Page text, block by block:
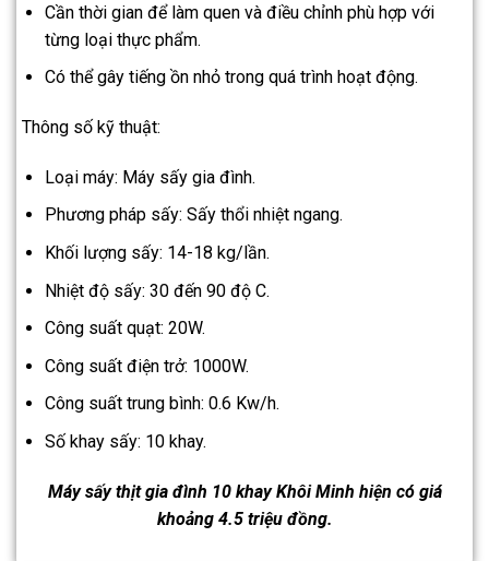
Cần thời gian để làm quen và điều chỉnh phù hợp với
từng loại thực phẩm.
Có thể gây tiếng ồn nhỏ trong quá trình hoạt động.
Thông số kỹ thuật:
Loại máy: Máy sấy gia đình.
Phương pháp sấy: Sấy thổi nhiệt ngang.
Khối lượng sấy: 14-18 kg/lần.
Nhiệt độ sấy: 30 đến 90 độ C.
Công suất quạt: 20W.
Công suất điện trở: 1000W.
Công suất trung bình: 0.6 Kw/h.
Số khay sấy: 10 khay.
Máy sấy thịt gia đình 10 khay Khôi Minh hiện có giá
khoảng 4.5 triệu đồng.